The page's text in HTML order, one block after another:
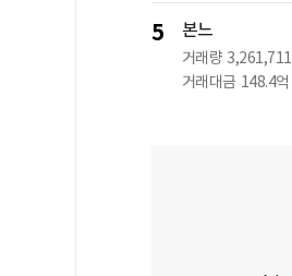
5 본느
거래량 3,261,711
거래대금 148.4억